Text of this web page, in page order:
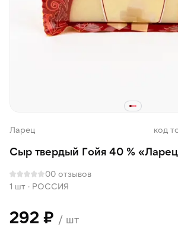
Ларец код
Сыр твердый Гойя 40 %
00 отзывов
1 шт · РОССИЯ
292 ₽ / шт